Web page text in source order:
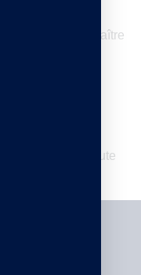
pour mieux connaître
et en ligne en toute